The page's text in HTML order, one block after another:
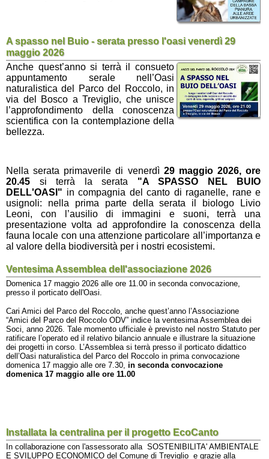
A spasso nel Buio - serata presso l'oasi venerdì 29
maggio 2026
Anche quest’anno si terrà il consueto
appuntamento serale nell’Oasi
naturalistica del Parco del Roccolo, in
via del Bosco a Treviglio, che unisce
l’approfondimento della conoscenza
scientifica con la contemplazione della
bellezza.
Nella serata primaverile di venerdì29 maggio 2026, ore
20.45 si terrà la serata "A SPASSO NEL BUIO
DELL'OASI" in compagnia del canto di raganelle, rane e
usignoli: nella prima parte della serata il biologo Livio
Leoni, con l’ausilio di immagini e suoni, terrà una
presentazione volta ad approfondire la conoscenza della
fauna locale con una attenzione particolare all’importanza e
al valore della biodiversità per i nostri ecosistemi.
Ventesima Assemblea dell'associazione 2026
Domenica 17 maggio 2026 alle ore 11.00 in seconda convocazione,
presso il porticato dell'Oasi.
Cari Amici del Parco del Roccolo, anche quest’anno l’Associazione
“Amici del Parco del Roccolo ODV” indice la ventesima Assemblea dei
Soci, anno 2026. Tale momento ufficiale è previsto nel nostro Statuto per
ratificare l’operato ed il relativo bilancio annuale e illustrare la situazione
dei progetti in corso. L’Assemblea si terrà presso il porticato didattico
dell’Oasi naturalistica del Parco del Roccolo in prima convocazione
domenica 17 maggio alle ore 7.30, in seconda convocazione
domenica 17 maggio alle ore 11.00
Installata la centralina per il progetto EcoCanto
In collaborazione con l'assessorato alla SOSTENIBILITA' AMBIENTALE
E SVILUPPO ECONOMICO del Comune di Treviglio e grazie alla